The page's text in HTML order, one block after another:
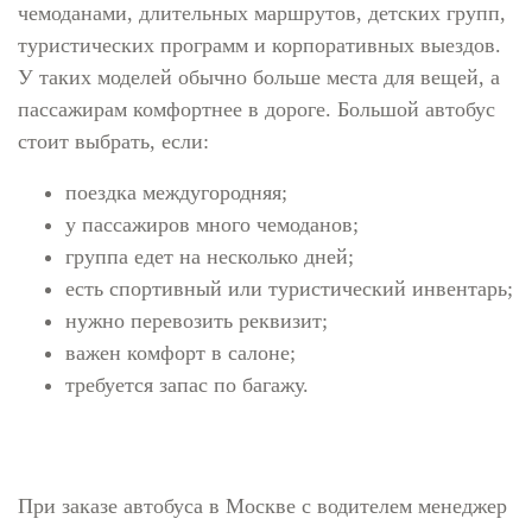
чемоданами, длительных маршрутов, детских групп,
туристических программ и корпоративных выездов.
У таких моделей обычно больше места для вещей, а
пассажирам комфортнее в дороге. Большой автобус
стоит выбрать, если:
поездка междугородняя;
у пассажиров много чемоданов;
группа едет на несколько дней;
есть спортивный или туристический инвентарь;
нужно перевозить реквизит;
важен комфорт в салоне;
требуется запас по багажу.
При заказе автобуса в Москве с водителем менеджер